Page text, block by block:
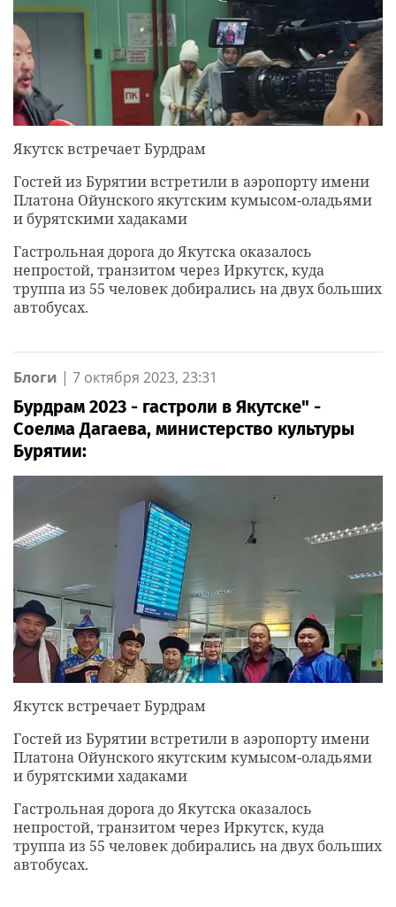
Якутск встречает Бурдрам
Гостей из Бурятии встретили в аэропорту имени
Платона Ойунского якутским кумысом-оладьями
и бурятскими хадаками
Гастрольная дорога до Якутска оказалось
непростой, транзитом через Иркутск, куда
труппа из 55 человек добирались на двух больших
автобусах.
Блоги | 7 октября 2023, 23:31
Бурдрам 2023 - гастроли в Якутске" -
Соелма Дагаева, министерство культуры
Бурятии:
Якутск встречает Бурдрам
Гостей из Бурятии встретили в аэропорту имени
Платона Ойунского якутским кумысом-оладьями
и бурятскими хадаками
Гастрольная дорога до Якутска оказалось
непростой, транзитом через Иркутск, куда
труппа из 55 человек добирались на двух больших
автобусах.